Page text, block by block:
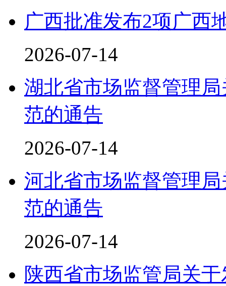
广西批准发布2项广西
2026-07-14
湖北省市场监督管理
范的通告
2026-07-14
河北省市场监督管理
范的通告
2026-07-14
陕西省市场监管局关